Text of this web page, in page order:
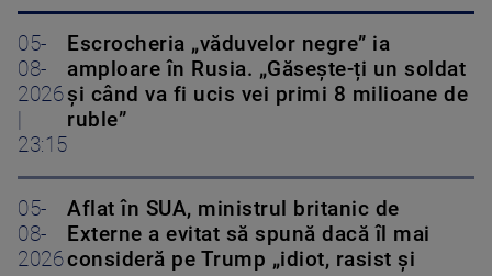
05-
08-
2026
23:15
Escrocheria „văduvelor negre” ia
amploare în Rusia. „Găsește-ți un soldat
și când va fi ucis vei primi 8 milioane de
ruble”
05-
08-
2026
Aflat în SUA, ministrul britanic de
Externe a evitat să spună dacă îl mai
consideră pe Trump „idiot, rasist și